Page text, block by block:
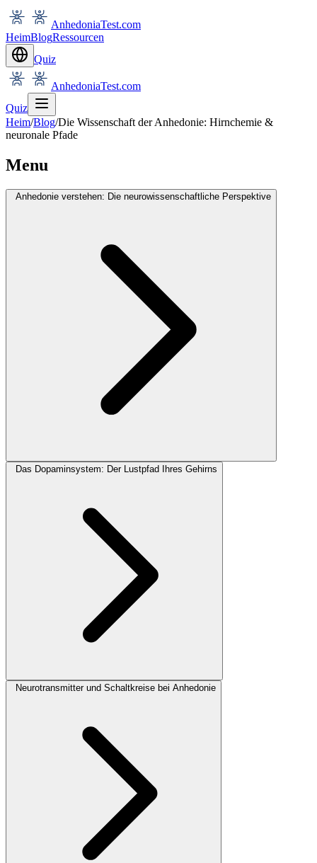
AnhedoniaTest.com
HeimBlogRessourcen
Quiz
AnhedoniaTest.com
Quiz
Heim/Blog/Die Wissenschaft der Anhedonie: Hirnchemie &
neuronale Pfade
Menu
Anhedonie verstehen: Die neurowissenschaftliche Perspektive
Das Dopaminsystem: Der Lustpfad Ihres Gehirns
Neurotransmitter und Schaltkreise bei Anhedonie